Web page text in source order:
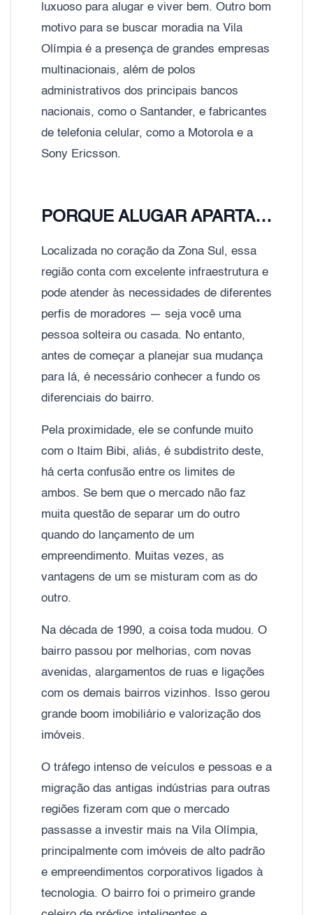
luxuoso para alugar e viver bem. Outro bom
motivo para se buscar moradia na Vila
Olímpia é a presença de grandes empresas
multinacionais, além de polos
administrativos dos principais bancos
nacionais, como o Santander, e fabricantes
de telefonia celular, como a Motorola e a
Sony Ericsson.
PORQUE ALUGAR APARTAMENTOS NA VILA OLÍMPIA?
Localizada no coração da Zona Sul, essa
região conta com excelente infraestrutura e
pode atender às necessidades de diferentes
perfis de moradores — seja você uma
pessoa solteira ou casada. No entanto,
antes de começar a planejar sua mudança
para lá, é necessário conhecer a fundo os
diferenciais do bairro.
Pela proximidade, ele se confunde muito
com o Itaim Bibi, aliás, é subdistrito deste,
há certa confusão entre os limites de
ambos. Se bem que o mercado não faz
muita questão de separar um do outro
quando do lançamento de um
empreendimento. Muitas vezes, as
vantagens de um se misturam com as do
outro.
Na década de 1990, a coisa toda mudou. O
bairro passou por melhorias, com novas
avenidas, alargamentos de ruas e ligações
com os demais bairros vizinhos. Isso gerou
grande boom imobiliário e valorização dos
imóveis.
O tráfego intenso de veículos e pessoas e a
migração das antigas indústrias para outras
regiões fizeram com que o mercado
passasse a investir mais na Vila Olímpia,
principalmente com imóveis de alto padrão
e empreendimentos corporativos ligados à
tecnologia. O bairro foi o primeiro grande